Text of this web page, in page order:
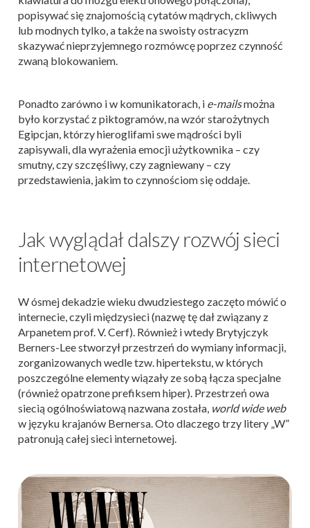
popisywać się znajomością cytatów mądrych, ckliwych
lub modnych tylko, a także na swoisty ostracyzm
skazywać nieprzyjemnego rozmówcę poprzez czynność
zwaną blokowaniem.
Ponadto zarówno i w komunikatorach, i e-mailsmożna
było korzystać z piktogramów, na wzór starożytnych
Egipcjan, którzy hieroglifami swe mądrości byli
zapisywali, dla wyrażenia emocji użytkownika – czy
smutny, czy szczęśliwy, czy zagniewany – czy
przedstawienia, jakim to czynnościom się oddaje.
Jak wyglądał dalszy rozwój sieci
internetowej
W ósmej dekadzie wieku dwudziestego zaczęto mówić o
internecie, czyli międzysieci (nazwę tę dał związany z
Arpanetem prof. V. Cerf). Również i wtedy Brytyjczyk
Berners-Lee stworzył przestrzeń do wymiany informacji,
zorganizowanych wedle tzw. hipertekstu, w których
poszczególne elementy wiązały ze sobą łącza specjalne
(również opatrzone prefiksem hiper). Przestrzeń owa
siecią ogólnoświatową nazwana została, world wide web
w języku krajanów Bernersa. Oto dlaczego trzy litery „W”
patronują całej sieci internetowej.